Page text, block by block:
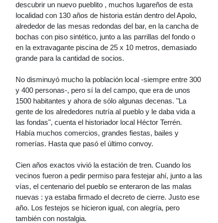
descubrir un nuevo pueblito , muchos lugareños de esta
localidad con 130 años de historia están dentro del Apolo,
alrededor de las mesas redondas del bar, en la cancha de
bochas con piso sintético, junto a las parrillas del fondo o
en la extravagante piscina de 25 x 10 metros, demasiado
grande para la cantidad de socios.
No disminuyó mucho la población local -siempre entre 300
y 400 personas-, pero sí la del campo, que era de unos
1500 habitantes y ahora de sólo algunas decenas. "La
gente de los alrededores nutría al pueblo y le daba vida a
las fondas", cuenta el historiador local Héctor Terrén.
Había muchos comercios, grandes fiestas, bailes y
romerías. Hasta que pasó el último convoy.
Cien años exactos vivió la estación de tren. Cuando los
vecinos fueron a pedir permiso para festejar ahí, junto a las
vías, el centenario del pueblo se enteraron de las malas
nuevas : ya estaba firmado el decreto de cierre. Justo ese
año. Los festejos se hicieron igual, con alegría, pero
también con nostalgia.